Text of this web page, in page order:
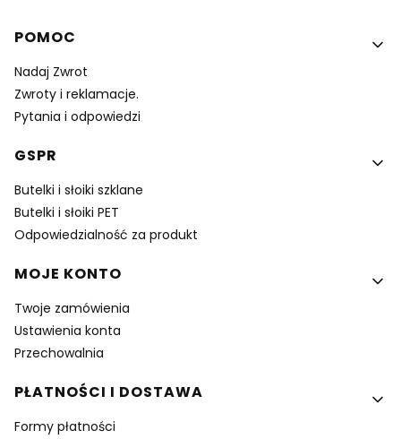
Linki w stopce
POMOC
Nadaj Zwrot
Zwroty i reklamacje.
Pytania i odpowiedzi
GSPR
Butelki i słoiki szklane
Butelki i słoiki PET
Odpowiedzialność za produkt
MOJE KONTO
Twoje zamówienia
Ustawienia konta
Przechowalnia
PŁATNOŚCI I DOSTAWA
Formy płatności